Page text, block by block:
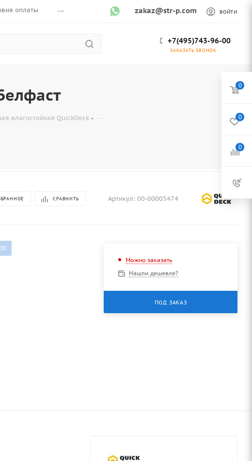
оплаты ... zakaz@str-p.com ВОЙТИ
+7(495)743-96-00
ЗАКАЗАТЬ ЗВОНОК
влагостойкая QuickDeck —
СРАВНИТЬ Артикул: 00-00005474
Можно заказать
Нашли дешевле?
ПОД ЗАКАЗ
0
0
0